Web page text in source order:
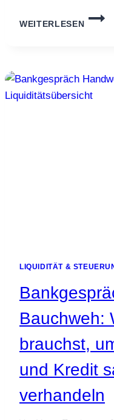
WEITERLESEN
PRO
MONAT,
LIQUIDITÄT &
Bauchweh:
brauchst,
und Kredit
verhandeln